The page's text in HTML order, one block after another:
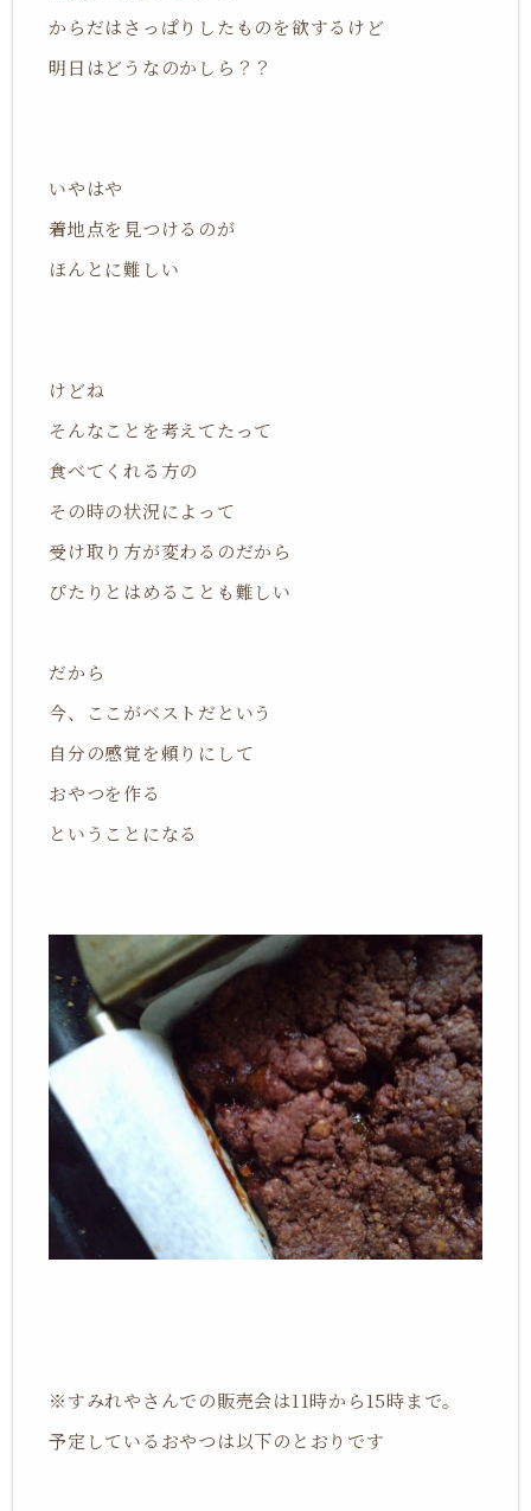
からだはさっぱりしたものを欲するけど
明日はどうなのかしら？？
いやはや
着地点を見つけるのが
ほんとに難しい
けどね
そんなことを考えてたって
食べてくれる方の
その時の状況によって
受け取り方が変わるのだから
ぴたりとはめることも難しい
だから
今、ここがベストだという
自分の感覚を頼りにして
おやつを作る
ということになる
※すみれやさんでの販売会は11時から15時まで。
予定しているおやつは以下のとおりです